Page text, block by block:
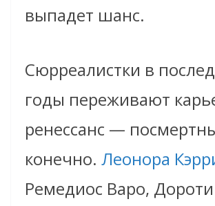
выпадет шанс.
Сюрреалистки в
годы переживают
ренессанс —
конечно. Леонора
Ремедиос Варо, Дороти